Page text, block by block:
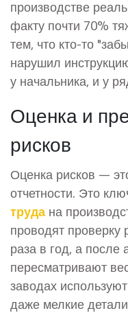
производстве
факту почти 70%
тем, что кто-то
нарушил
у начальника, и у
Оценка и
рисков
Оценка рисков —
отчетности. Это
труда на
проводят проверку
раза в год, а после
пересматривают
заводах
даже мелкие